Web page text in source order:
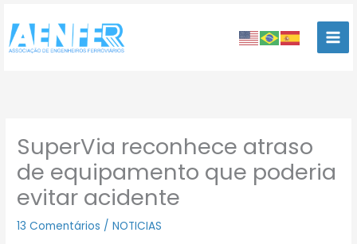
para
conteúdo
SuperVia reconhece atraso
de equipamento que poderia
evitar acidente
13 Comentários /NOTICIAS